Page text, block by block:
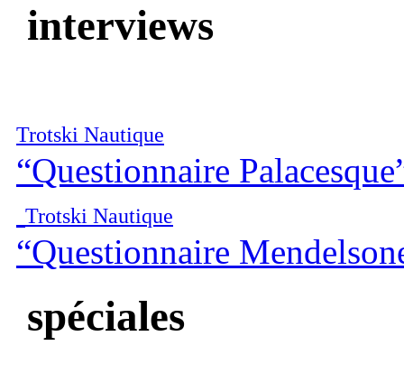
interviews
Trotski Nautique
“Questionnaire
Trotski Nautique
“Questionnaire
spéciales